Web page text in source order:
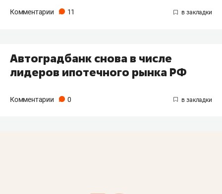
Комментарии 11
Автоградбанк снова в числе
лидеров ипотечного рынка РФ
Комментарии 0